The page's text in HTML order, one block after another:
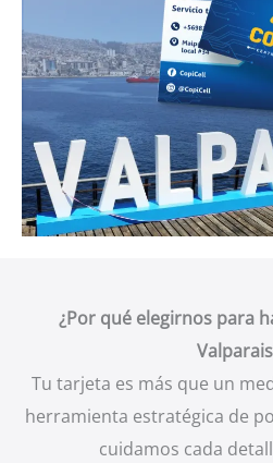
¿Por qué elegirnos para
Tu tarjeta es más que un
herramienta estratégica de
cuidamos cada